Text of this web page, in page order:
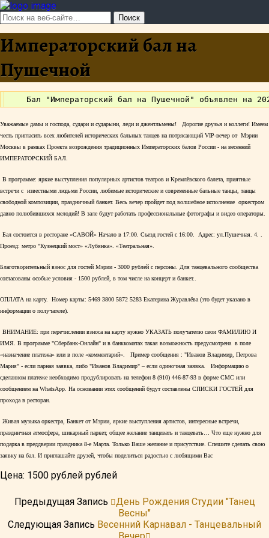
Императорский бал на
Пушечной
Уважаемые дамы и господа, судари и сударыни, леди и джентльмены! Дорогие друзья и коллеги! Имеем
честь пригласить всех любителей исторических бальных танцев на потрясающий VIP-вечер от Мэрии
Москвы в рамках Проекта возрождения традиционных Императорских балов России - на весенний
ИМПЕРАТОРСКИЙ БАЛ.
В программе: яркие выступления популярных артистов театров и Кремлёвского балета, приятные
встречи с известными людьми России, любимые исторические и современные бальные танцы, танцы
свободной композиции, праздничный банкет. Весь вечер пройдет под волшебное исполнение оркестром
давно полюбившихся мелодий! В зале будут работать профессиональные фотографы и видео операторы.
Бал состоится в ресторане «САВОЙ» Начало в 17:00. Съезд гостей с 16:00. Адрес: ул.Пушечная. 4. .
Проезд: метро "Кузнецкий мост» «Лубянка». «Театральная».
Благотворительный взнос для гостей Мэрии - 3000 рублей с персоны. Для танцевального сообщества
согласованы особые условия - 1500 рублей, в том числе на концерт и банкет..
ОПЛАТА на карту. Номер карты: 5469 3800 5872 5283 Екатерина Журавлёва (это будет указано в
информации о получателе).
ВНИМАНИЕ: при перечислении взноса на карту нужно УКАЗАТЬ получателю свои ФАМИЛИЮ И
ИМЯ. В программе "Сбербанк-Онлайн" и в банккоматах такая возможность предусмотрена в поле
«назначение платежа» или в поле «комментарий». Пример сообщения : "Иванов Владимир, Петрова
Мария" - если парная заявка, либо "Иванов Владимир" – если одиночная заявка. Информацию о
сделанном платеже необходимо продублировать на телефон 8 (910) 446-87-93 в форме СМС или
сообщением на WhatsApp. На основании этих сообщений будут составлены СПИСКИ ГОСТЕЙ для
прохода в ресторан.
Живая музыка оркестра, Банкет от Мэрии, яркие выступления артистов, интересные встречи,
праздничная атмосфера, шикарный паркет, общее желание танцевать и танцевать… Что еще нужно для
подарка в преддверии праздника 8-е Марта. Только Ваше желание и присутствие. Спешите сделать свою
заявку на бал. И приглашайте друзей, чтобы поделиться радостью с любящими Вас
Цена: 1500 рублей рублей
Предыдущая Запись
День Рождения Студии "Танец
Весны"
Следующая Запись Весенний Карнавал - Танцевальный